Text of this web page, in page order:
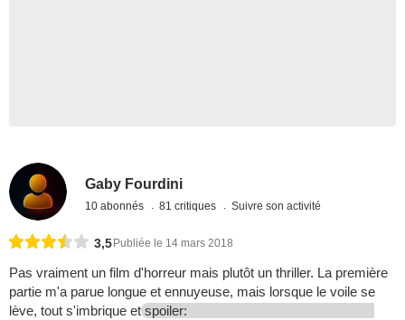
Gaby Fourdini
10 abonnés 81 critiques Suivre son activité
3,5 Publiée le 14 mars 2018
Pas vraiment un film d'horreur mais plutôt un thriller. La première
partie m'a parue longue et ennuyeuse, mais lorsque le voile se
lève, tout s'imbrique et spoiler: